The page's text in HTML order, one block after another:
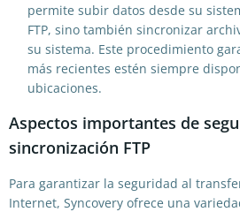
permite subir datos desde su
FTP, sino también sincronizar
su sistema. Este procedimiento
más recientes estén siempre
ubicaciones.
Aspectos importantes de
sincronización FTP
Para garantizar la seguridad al
Internet, Syncovery ofrece una